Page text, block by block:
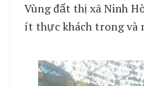
Vùng đất thị xã Ninh
ít thực khách trong và